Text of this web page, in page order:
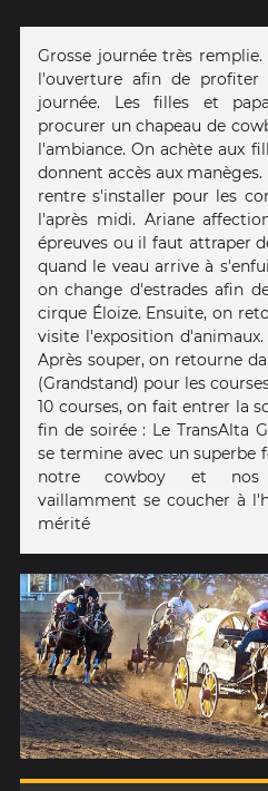
Grosse journée très
l'ouverture afin de
journée. Les filles et
procurer un chapeau de
l'ambiance. On achète aux
donnent accès aux
rentre s'installer pour les
l'après midi. Ariane
épreuves ou il faut attraper
quand le veau arrive à
on change d'estrades afin
cirque Éloize. Ensuite, on
visite l'exposition
Après souper, on retourne
(Grandstand) pour les
10 courses, on fait entrer la
fin de soirée : Le TransAlta
se termine avec un superbe
notre cowboy et nos
vaillamment se coucher à
mérité